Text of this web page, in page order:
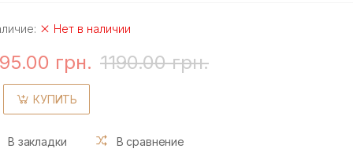
Нет в наличии
грн. 1190.00 грн.
КУПИТЬ
В закладки В сравнение